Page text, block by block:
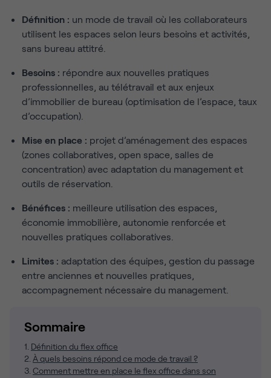
Définition : un mode de travail où les collaborateurs
utilisent les espaces selon leurs besoins et activités,
sans bureau attitré.
Besoins : répondre aux nouvelles pratiques
professionnelles, au télétravail et aux enjeux
d’immobilier de bureau (optimisation de l’espace, taux
d’occupation).
Mise en place : projet d’aménagement des espaces
(zones collaboratives, open space, salles de
concentration) avec adaptation du management et
outils de réservation.
Bénéfices : meilleure utilisation des espaces,
économie immobilière, autonomie renforcée et
nouvelles pratiques collaboratives.
Limites : adaptation des équipes, gestion du passage
entre anciennes et nouvelles pratiques,
accompagnement nécessaire du management.
Sommaire
1. Définition du flex office
2. À quels besoins répond ce mode de travail ?
3. Comment mettre en place le flex office dans son